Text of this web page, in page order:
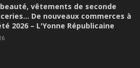
vêtements de seconde
De nouveaux commerces à
2026 – L'Yonne Républicaine